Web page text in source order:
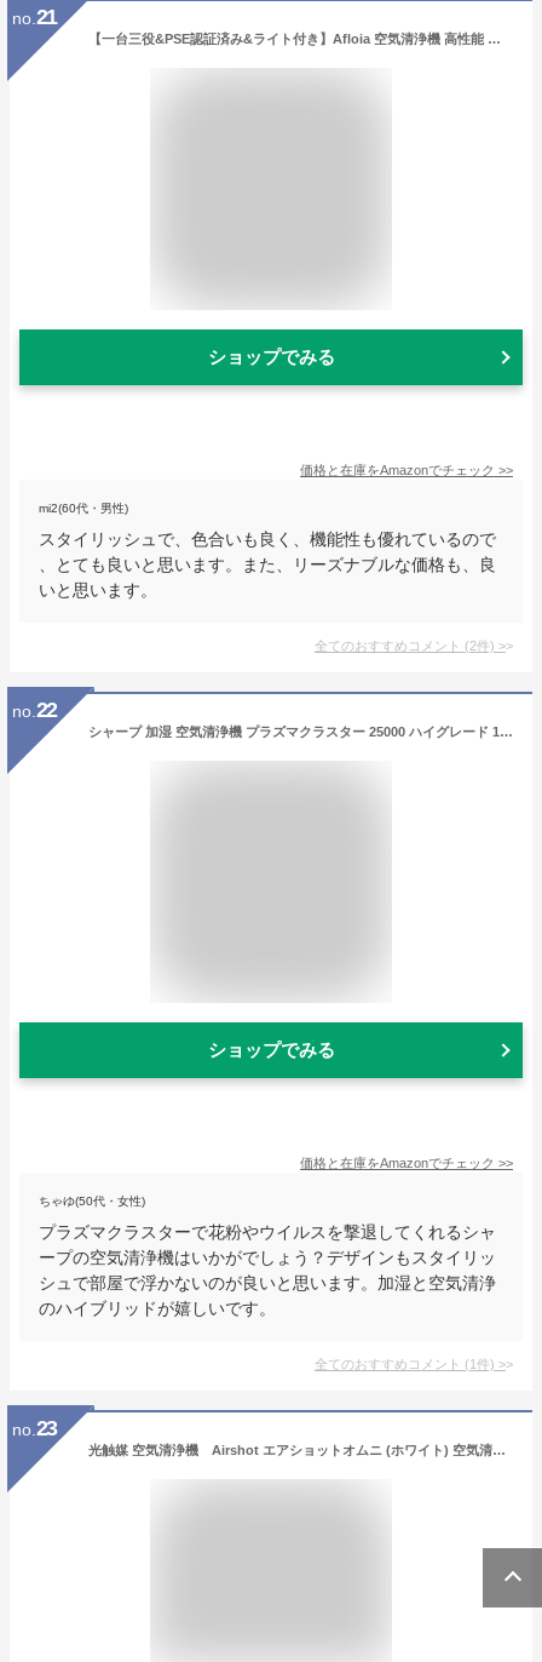
no. 21
【一台三役&PSE認証済み&ライト付き】Afloia 空気清浄機 高性能 小型 20畳対応 花粉対策 除菌 脱臭 集じん タバコ/ペット/カビ取り/ほこり/PM2.5/ハウスダスト除去 3段風量設定 タイム切れモード対応 ナイトライト付き 軽量 省エネ 静音卓上 持ち運び
ショップでみる
価格と在庫をAmazonでチェック >>
mi2(60代・男性)
スタイリッシュで、色合いも良く、機能性も優れているので
、とても良いと思います。また、リーズナブルな価格も、良
いと思います。
全てのおすすめコメント (2件) >
no. 22
シャープ 加湿 空気清浄機 プラズマクラスター 25000 ハイグレード 19畳 / 空気清浄 31畳 2019年モデル ブラウン KI-LS70-T
ショップでみる
価格と在庫をAmazonでチェック >>
ちゃゆ(50代・女性)
プラズマクラスターで花粉やウイルスを撃退してくれるシャ
ープの空気清浄機はいかがでしょう？デザインもスタイリッ
シュで部屋で浮かないのが良いと思います。加湿と空気清浄
のハイブリッドが嬉しいです。
全てのおすすめコメント (1件) >
no. 23
光触媒 空気清浄機 Airshot エアショットオムニ (ホワイト) 空気清浄機 9畳 除菌 花粉 花粉症対策 コンパクト タバコ 小型 空気清浄器 ペット用 たばこ用 タバコ清浄機 ホコリ取り 空気脱臭機 イオン発生 静音 省エネ フィルター付 ギフト